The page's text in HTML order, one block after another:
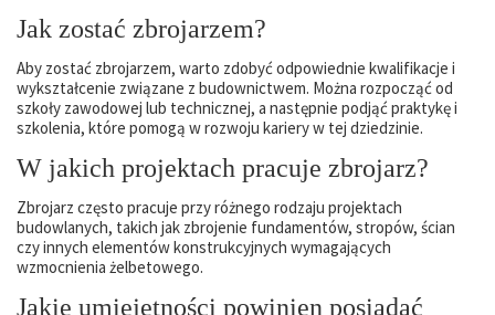
Jak zostać zbrojarzem?
Aby zostać zbrojarzem, warto zdobyć odpowiednie kwalifikacje i
wykształcenie związane z budownictwem. Można rozpocząć od
szkoły zawodowej lub technicznej, a następnie podjąć praktykę i
szkolenia, które pomogą w rozwoju kariery w tej dziedzinie.
W jakich projektach pracuje zbrojarz?
Zbrojarz często pracuje przy różnego rodzaju projektach
budowlanych, takich jak zbrojenie fundamentów, stropów, ścian
czy innych elementów konstrukcyjnych wymagających
wzmocnienia żelbetowego.
Jakie umiejętności powinien posiadać